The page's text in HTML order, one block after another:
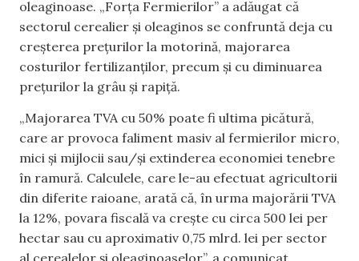
oleaginoase. „Forța Fermierilor” a adăugat că
sectorul cerealier și oleaginos se confruntă deja cu
creșterea prețurilor la motorină, majorarea
costurilor fertilizanților, precum și cu diminuarea
prețurilor la grâu și rapiță.
„Majorarea TVA cu 50% poate fi ultima picătură,
care ar provoca faliment masiv al fermierilor micro,
mici și mijlocii sau/și extinderea economiei tenebre
în ramură. Calculele, care le-au efectuat agricultorii
din diferite raioane, arată că, în urma majorării TVA
la 12%, povara fiscală va crește cu circa 500 lei per
hectar sau cu aproximativ 0,75 mlrd. lei per sector